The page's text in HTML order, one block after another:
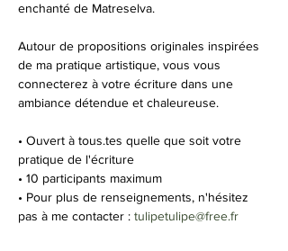
enchanté de Matreselva.
Autour de propositions originales inspirées
de ma pratique artistique, vous vous
connecterez à votre écriture dans une
ambiance détendue et chaleureuse.
• Ouvert à tous.tes quelle que soit votre
pratique de l'écriture
• 10 participants maximum
• Pour plus de renseignements, n'hésitez
pas à me contacter : tulipetulipe@free.fr